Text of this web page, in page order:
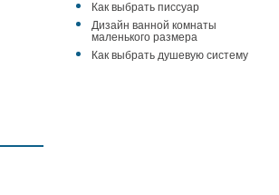
туалетной бумаги
Jacob Delafon
Singulier (15207D-CP)
хром
9 947 ₽
туалетной бумаги
Jacob Delafon
Singulier (15217D-CP)
хром
Как выбрать писсуар
Дизайн ванной комнаты
маленького размера
Как выбрать душевую систему